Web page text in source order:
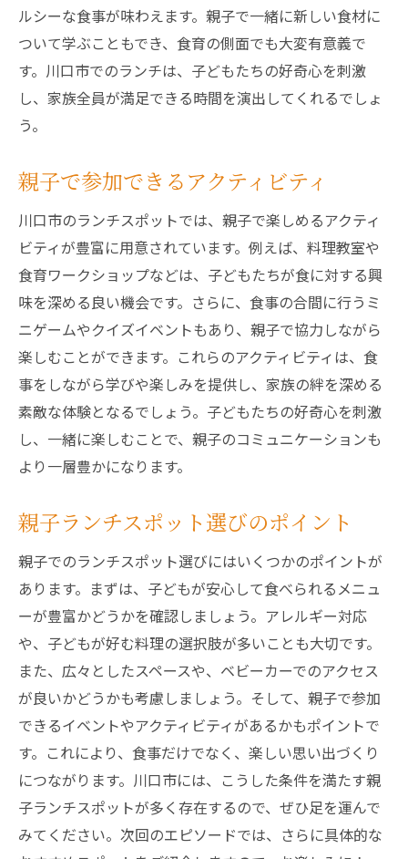
心温まるランチ体験の提供
川口市のランチスポットで家族時間を満喫しよ
う
家族の会話が弾む雰囲気
親子の成長を感じるランチタイム
川口市での忘れられない一日
家族の思い出作りを応援するスポット
ルシーな食事が味わえます。親子で一緒に新しい食材に
ついて学ぶこともでき、食育の側面でも大変有意義で
す。川口市でのランチは、子どもたちの好奇心を刺激
し、家族全員が満足できる時間を演出してくれるでしょ
う。
親子で参加できるアクティビティ
川口市のランチスポットでは、親子で楽しめるアクティ
ビティが豊富に用意されています。例えば、料理教室や
食育ワークショップなどは、子どもたちが食に対する興
味を深める良い機会です。さらに、食事の合間に行うミ
ニゲームやクイズイベントもあり、親子で協力しながら
楽しむことができます。これらのアクティビティは、食
事をしながら学びや楽しみを提供し、家族の絆を深める
素敵な体験となるでしょう。子どもたちの好奇心を刺激
し、一緒に楽しむことで、親子のコミュニケーションも
より一層豊かになります。
親子ランチスポット選びのポイント
親子でのランチスポット選びにはいくつかのポイントが
あります。まずは、子どもが安心して食べられるメニュ
ーが豊富かどうかを確認しましょう。アレルギー対応
や、子どもが好む料理の選択肢が多いことも大切です。
また、広々としたスペースや、ベビーカーでのアクセス
が良いかどうかも考慮しましょう。そして、親子で参加
できるイベントやアクティビティがあるかもポイントで
す。これにより、食事だけでなく、楽しい思い出づくり
につながります。川口市には、こうした条件を満たす親
子ランチスポットが多く存在するので、ぜひ足を運んで
みてください。次回のエピソードでは、さらに具体的な